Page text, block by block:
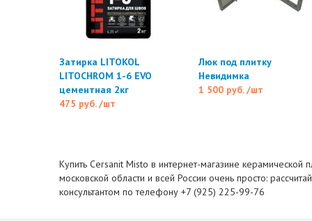
Затирка LITOKOL
LITOCHROM 1-6 EVO
цементная 2кг
475 руб. /шт
Люк под плитку
Невидимка
1 500 руб. /шт
Купить Cersanit Misto в интернет-магазине
московской области и всей России очень просто:
консультантом по телефону +7 (925) 225-99-76